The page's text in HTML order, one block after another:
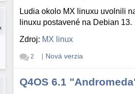
Ludia okolo MX linuxu uvolnili
linuxu postavené na Debian 13.
Zdroj: MX linux
2 | Nová verzia
Q4OS 6.1